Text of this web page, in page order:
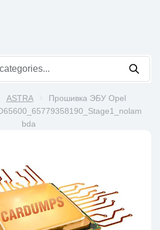
ASTRA
Прошивка ЭБУ Opel
bda